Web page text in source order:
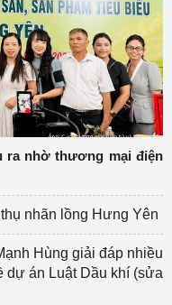
ra nhờ thương mại điện
nhãn lồng Hưng Yên
Hùng giải đáp nhiều
dự án Luật Dầu khí (sửa